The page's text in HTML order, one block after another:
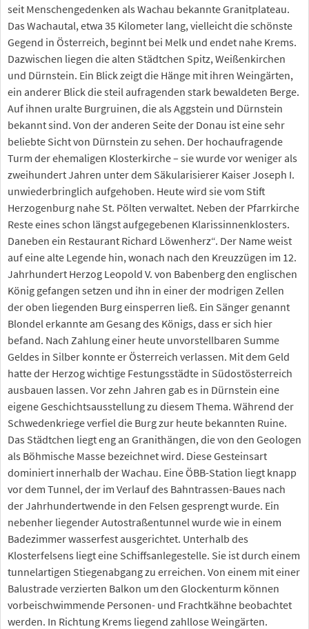
seit Menschengedenken als Wachau bekannte Granitplateau.
Das Wachautal, etwa 35 Kilometer lang, vielleicht die schönste
Gegend in Österreich, beginnt bei Melk und endet nahe Krems.
Dazwischen liegen die alten Städtchen Spitz, Weißenkirchen
und Dürnstein. Ein Blick zeigt die Hänge mit ihren Weingärten,
ein anderer Blick die steil aufragenden stark bewaldeten Berge.
Auf ihnen uralte Burgruinen, die als Aggstein und Dürnstein
bekannt sind. Von der anderen Seite der Donau ist eine sehr
beliebte Sicht von Dürnstein zu sehen. Der hochaufragende
Turm der ehemaligen Klosterkirche – sie wurde vor weniger als
zweihundert Jahren unter dem Säkularisierer Kaiser Joseph I.
unwiederbringlich aufgehoben. Heute wird sie vom Stift
Herzogenburg nahe St. Pölten verwaltet. Neben der Pfarrkirche
Reste eines schon längst aufgegebenen Klarissinnenklosters.
Daneben ein Restaurant Richard Löwenherz“. Der Name weist
auf eine alte Legende hin, wonach nach den Kreuzzügen im 12.
Jahrhundert Herzog Leopold V. von Babenberg den englischen
König gefangen setzen und ihn in einer der modrigen Zellen
der oben liegenden Burg einsperren ließ. Ein Sänger genannt
Blondel erkannte am Gesang des Königs, dass er sich hier
befand. Nach Zahlung einer heute unvorstellbaren Summe
Geldes in Silber konnte er Österreich verlassen. Mit dem Geld
hatte der Herzog wichtige Festungsstädte in Südostösterreich
ausbauen lassen. Vor zehn Jahren gab es in Dürnstein eine
eigene Geschichtsausstellung zu diesem Thema. Während der
Schwedenkriege verfiel die Burg zur heute bekannten Ruine.
Das Städtchen liegt eng an Granithängen, die von den Geologen
als Böhmische Masse bezeichnet wird. Diese Gesteinsart
dominiert innerhalb der Wachau. Eine ÖBB-Station liegt knapp
vor dem Tunnel, der im Verlauf des Bahntrassen-Baues nach
der Jahrhundertwende in den Felsen gesprengt wurde. Ein
nebenher liegender Autostraßentunnel wurde wie in einem
Badezimmer wasserfest ausgerichtet. Unterhalb des
Klosterfelsens liegt eine Schiffsanlegestelle. Sie ist durch einem
tunnelartigen Stiegenabgang zu erreichen. Von einem mit einer
Balustrade verzierten Balkon um den Glockenturm können
vorbeischwimmende Personen- und Frachtkähne beobachtet
werden. In Richtung Krems liegend zahllose Weingärten.